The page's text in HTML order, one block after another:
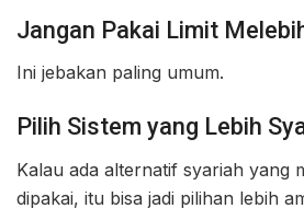
Jangan Pakai Limit
Ini jebakan paling umum.
Pilih Sistem yang Lebih
Kalau ada alternatif syariah yang
dipakai, itu bisa jadi pilihan lebih